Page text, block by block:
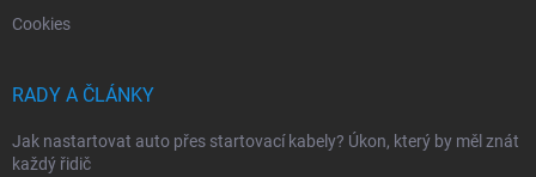
Cookies
RADY A ČLÁNKY
Jak nastartovat auto přes startovací kabely? Úkon, který by měl znát
každý řidič